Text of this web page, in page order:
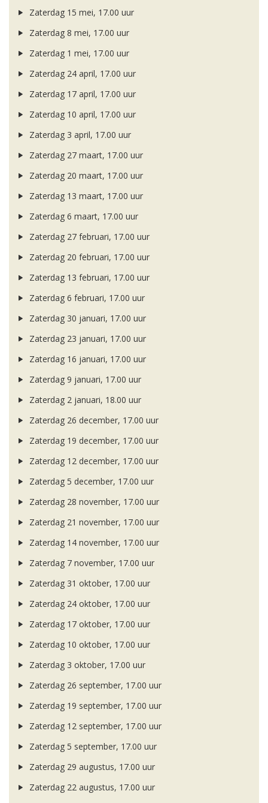
Zaterdag 15 mei, 17.00 uur
Zaterdag 8 mei, 17.00 uur
Zaterdag 1 mei, 17.00 uur
Zaterdag 24 april, 17.00 uur
Zaterdag 17 april, 17.00 uur
Zaterdag 10 april, 17.00 uur
Zaterdag 3 april, 17.00 uur
Zaterdag 27 maart, 17.00 uur
Zaterdag 20 maart, 17.00 uur
Zaterdag 13 maart, 17.00 uur
Zaterdag 6 maart, 17.00 uur
Zaterdag 27 februari, 17.00 uur
Zaterdag 20 februari, 17.00 uur
Zaterdag 13 februari, 17.00 uur
Zaterdag 6 februari, 17.00 uur
Zaterdag 30 januari, 17.00 uur
Zaterdag 23 januari, 17.00 uur
Zaterdag 16 januari, 17.00 uur
Zaterdag 9 januari, 17.00 uur
Zaterdag 2 januari, 18.00 uur
Zaterdag 26 december, 17.00 uur
Zaterdag 19 december, 17.00 uur
Zaterdag 12 december, 17.00 uur
Zaterdag 5 december, 17.00 uur
Zaterdag 28 november, 17.00 uur
Zaterdag 21 november, 17.00 uur
Zaterdag 14 november, 17.00 uur
Zaterdag 7 november, 17.00 uur
Zaterdag 31 oktober, 17.00 uur
Zaterdag 24 oktober, 17.00 uur
Zaterdag 17 oktober, 17.00 uur
Zaterdag 10 oktober, 17.00 uur
Zaterdag 3 oktober, 17.00 uur
Zaterdag 26 september, 17.00 uur
Zaterdag 19 september, 17.00 uur
Zaterdag 12 september, 17.00 uur
Zaterdag 5 september, 17.00 uur
Zaterdag 29 augustus, 17.00 uur
Zaterdag 22 augustus, 17.00 uur